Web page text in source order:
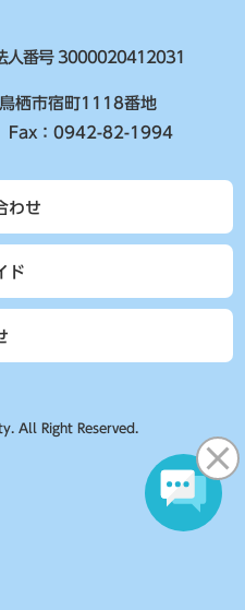
人番号 3000020412031
栖市宿町1118番地
：0942-82-1994
わせ
ド
All Right Reserved.